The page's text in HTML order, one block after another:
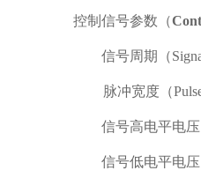
控制信号参数（
信号周期（
脉冲宽度（
信号高电平电
信号低电平电